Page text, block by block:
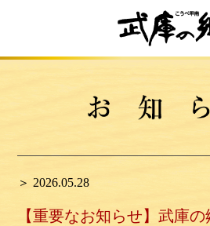
＞ 2026.05.28
【重要なお知らせ】武庫